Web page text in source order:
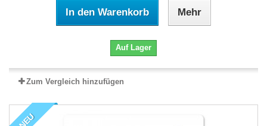
In den Warenkorb Mehr
Auf Lager
Zum Vergleich hinzufügen
NEU